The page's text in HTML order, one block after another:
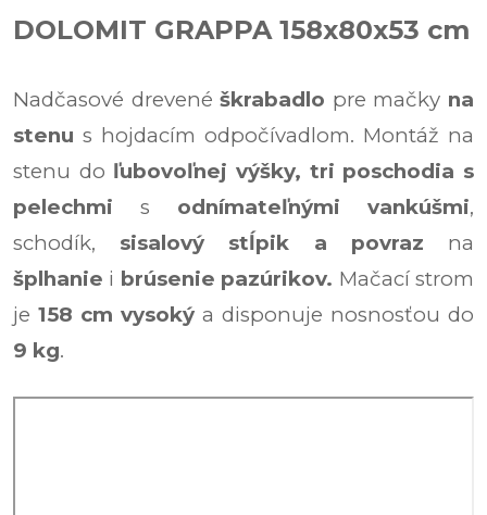
DOLOMIT GRAPPA 158x80x53 cm
Nadčasové drevenéškrabadlo pre mačky na
stenu s hojdacím odpočívadlom. Montáž na
stenu do ľubovoľnej výšky, tri poschodia s
pelechmi s odnímateľnými vankúšmi,
schodík, sisalový stĺpik a povraz na
šplhanie i brúsenie pazúrikov. Mačací strom
je 158 cm vysoký a disponuje nosnosťou do
9 kg.